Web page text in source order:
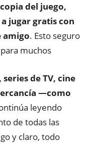
del juego,
jugar gratis con
amigo. Esto seguro
muchos
de TV, cine
—como
leyendo
de todas las
y claro, todo